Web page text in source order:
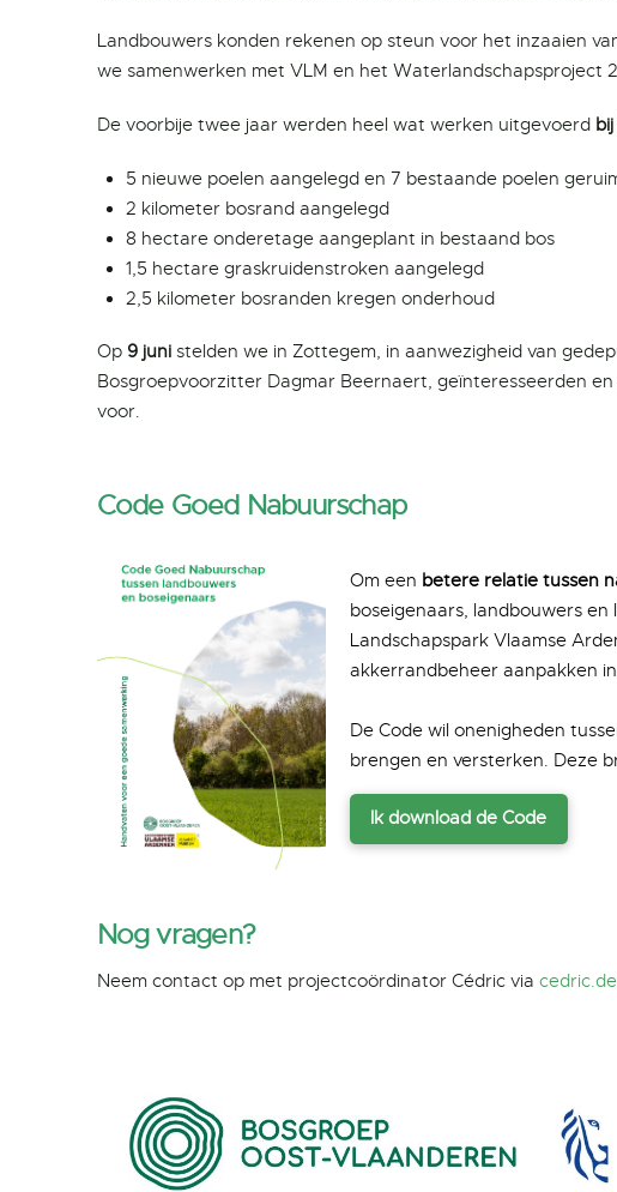
Landbouwers konden rekenen op steun voor het inzaaien
we samenwerken met VLM en het Waterlandschapsproject
De voorbije twee jaar werden heel wat werken uitgevoerd
5 nieuwe poelen aangelegd en 7 bestaande poelen
2 kilometer bosrand aangelegd
8 hectare onderetage aangeplant in bestaand bos
1,5 hectare graskruidenstroken aangelegd
2,5 kilometer bosranden kregen onderhoud
Op 9 junistelden we in Zottegem, in aanwezigheid van
Bosgroepvoorzitter Dagmar Beernaert, geïnteresseerden
voor.
Code Goed Nabuurschap
Om een betere relatie tussen
boseigenaars, landbouwers
Landschapspark Vlaamse
akkerrandbeheer aanpakken
De Code wil onenigheden
brengen en versterken. Deze
Ik download de Code
Nog vragen?
Neem contact op met projectcoördinator Cédric via